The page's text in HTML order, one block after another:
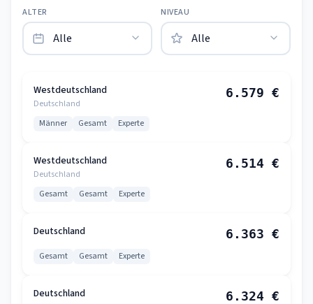
ALTER NIVEAU
Westdeutschland
Deutschland
6.579 €
Männer Gesamt Experte
Westdeutschland
Deutschland
6.514 €
Gesamt Gesamt Experte
Deutschland 6.363 €
Gesamt Gesamt Experte
Deutschland 6.324 €